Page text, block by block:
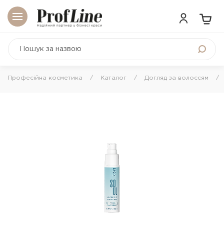
Професійна косметика Каталог Догляд за волоссям